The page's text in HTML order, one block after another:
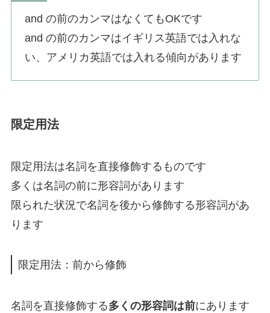
and の前のカンマはなくてもOKです
and の前のカンマはイギリス英語では入れな
い、アメリカ英語では入れる傾向があります
限定用法
限定用法は名詞を直接修飾するものです
多くは名詞の前に形容詞があります
限られた状況で名詞を後から修飾する形容詞があ
ります
限定用法：前から修飾
名詞を直接修飾する多くの形容詞は前にあります